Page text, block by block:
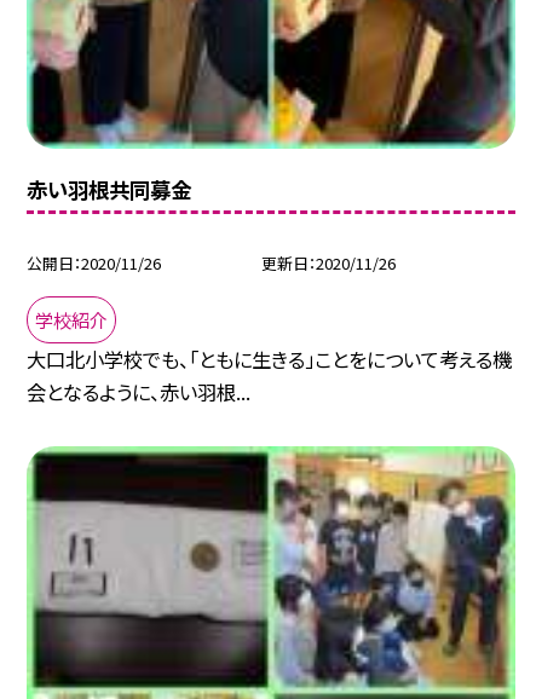
赤い羽根共同募金
公開日 2020/11/26 更新日 2020/11/26
学校紹介
大口北小学校でも、「ともに生きる」ことをについて考える機
会となるように、赤い羽根...